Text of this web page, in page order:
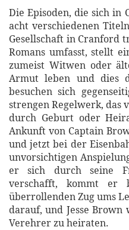
Die Episoden, die sich
acht verschiedenen
Gesellschaft in Cranford
Romans umfasst, stellt
zumeist Witwen oder
Armut leben und dies
besuchen sich
strengen Regelwerk,
durch Geburt oder
Ankunft von Captain
und jetzt bei der
unvorsichtigen
er sich durch seine
verschafft, kommt er
überrollenden Zug ums
darauf, und Jesse
Verehrer zu heiraten.